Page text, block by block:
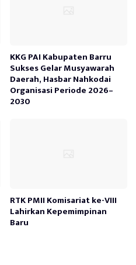
KKG PAI Kabupaten Barru
Sukses Gelar Musyawarah
Daerah, Hasbar Nahkodai
Organisasi Periode 2026–
2030
RTK PMII Komisariat ke-VIII
Lahirkan Kepemimpinan
Baru